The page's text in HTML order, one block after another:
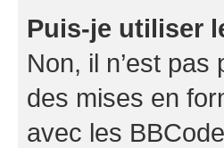
Puis-je utiliser
Non, il n’est
des mises en
avec les